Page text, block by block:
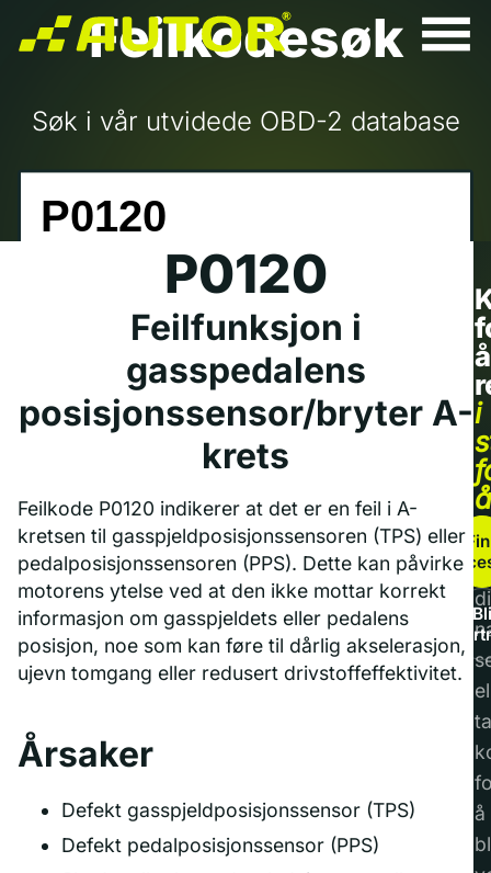
Feilkodesøk
Søk i vår utvidede OBD-2 database
P0120
Feilfunksjon i
gasspedalens
posisjonssensor/bryter A-
krets
Feilkode P0120 indikerer at det er en feil i A-
kretsen til gasspjeldposisjonssensoren (TPS) eller
pedalposisjonssensoren (PPS). Dette kan påvirke
motorens ytelse ved at den ikke mottar korrekt
informasjon om gasspjeldets eller pedalens
posisjon, noe som kan føre til dårlig akselerasjon,
ujevn tomgang eller redusert drivstoffeffektivitet.
Årsaker
Defekt gasspjeldposisjonssensor (TPS)
Defekt pedalposisjonssensor (PPS)
å
i
å
ta
å
Bli